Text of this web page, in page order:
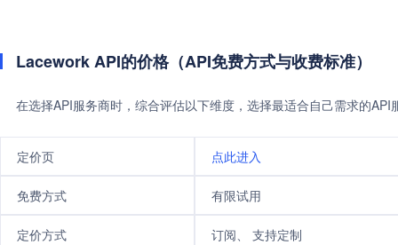
Lacework API的价格（API免费方式与收费标准）
在选择API服务商时，综合评估以下维度，选择最适合自己需求的
定价页 点此进入
免费方式 有限试用
定价方式 订阅、 支持定制